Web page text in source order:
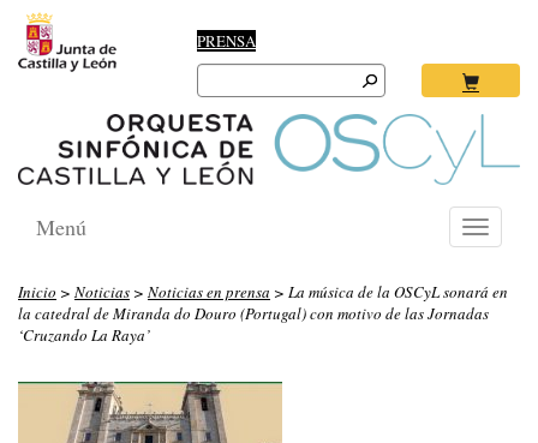
PRENSA
Search
for:
Toggle
Menú
Inicio > Noticias > Noticias en prensa > La música de la OSCyL sonará en
la catedral de Miranda do Douro (Portugal) con motivo de las Jornadas
‘Cruzando La Raya’